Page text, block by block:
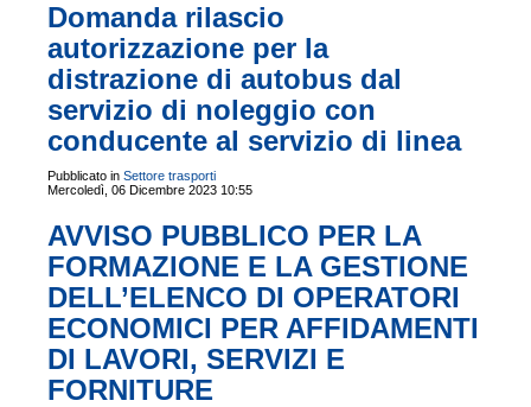
Domanda rilascio
autorizzazione per la
distrazione di autobus dal
servizio di noleggio con
conducente al servizio di linea
Pubblicato in Settore trasporti
Mercoledì, 06 Dicembre 2023 10:55
AVVISO PUBBLICO PER LA
FORMAZIONE E LA GESTIONE
DELL’ELENCO DI OPERATORI
ECONOMICI PER AFFIDAMENTI
DI LAVORI, SERVIZI E
FORNITURE